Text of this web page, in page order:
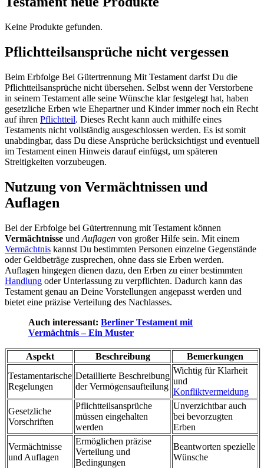
Keine Produkte gefunden.
Pflichtteilsansprüche nicht vergessen
Beim Erbfolge Bei Gütertrennung Mit Testament darfst Du die
Pflichtteilsansprüche nicht übersehen. Selbst wenn der Verstorbene
in seinem Testament alle seine Wünsche klar festgelegt hat, haben
gesetzliche Erben wie Ehepartner und Kinder immer noch ein Recht
auf ihren Pflichtteil. Dieses Recht kann auch mithilfe eines
Testaments nicht vollständig ausgeschlossen werden. Es ist somit
unabdingbar, dass Du diese Ansprüche berücksichtigst und eventuell
im Testament einen Hinweis darauf einfügst, um späteren
Streitigkeiten vorzubeugen.
Nutzung von Vermächtnissen und
Auflagen
Bei der Erbfolge bei Gütertrennung mit Testament können
Vermächtnisse und Auflagen von großer Hilfe sein. Mit einem
Vermächtnis kannst Du bestimmten Personen einzelne Gegenstände
oder Geldbeträge zusprechen, ohne dass sie Erben werden.
Auflagen hingegen dienen dazu, den Erben zu einer bestimmten
Handlung oder Unterlassung zu verpflichten. Dadurch kann das
Testament genau an Deine Vorstellungen angepasst werden und
bietet eine präzise Verteilung des Nachlasses.
Auch interessant: Berliner Testament mit
Vermächtnis – Ein Muster
Aspekt Beschreibung
Bemerkungen
Testamentarische
Regelungen
Detaillierte Beschreibung
der Vermögensaufteilung
Wichtig für Klarheit
und
Konfliktvermeidung
Gesetzliche
Vorschriften
Pflichtteilsansprüche
müssen eingehalten
werden
Unverzichtbar auch
bei bevorzugten
Erben
Vermächtnisse
und Auflagen
Ermöglichen präzise
Verteilung und
Bedingungen
Beantworten spezielle
Wünsche